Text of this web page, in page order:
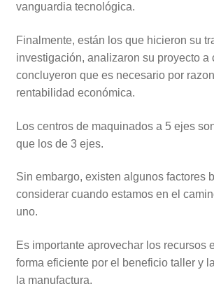
vanguardia tecnológica.
Finalmente, están los que hicieron su
investigación, analizaron su proyecto a
concluyeron que es necesario por
rentabilidad económica.
Los centros de maquinados a 5 ejes
que los de 3 ejes.
Sin embargo, existen algunos factores
considerar cuando estamos en el
uno.
Es importante aprovechar los recursos
forma eficiente por el beneficio taller y
la manufactura.